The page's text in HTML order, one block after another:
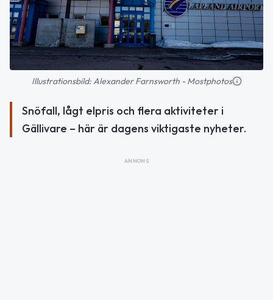
Illustrationsbild: Alexander Farnsworth - Mostphotos
Snöfall, lågt elpris och flera aktiviteter i
Gällivare – här är dagens viktigaste nyheter.
ANNONS